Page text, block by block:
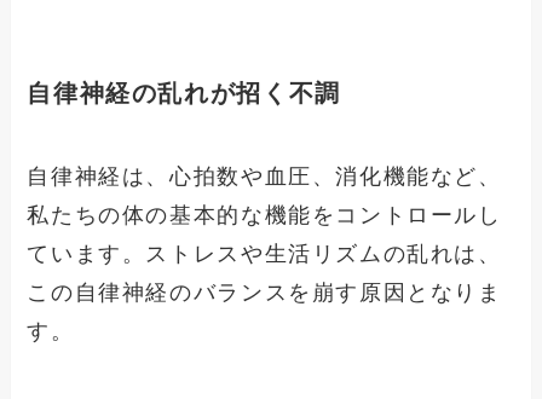
自律神経の乱れが招く不調
自律神経は、心拍数や血圧、消化機能など、
私たちの体の基本的な機能をコントロールし
ています。ストレスや生活リズムの乱れは、
この自律神経のバランスを崩す原因となりま
す。